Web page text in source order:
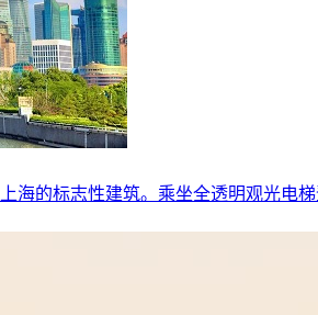
海的标志性建筑。乘坐全透明观光电